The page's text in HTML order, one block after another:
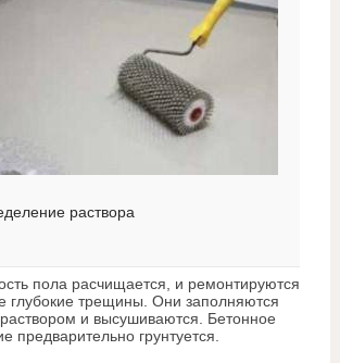
раствора
пола расчищается, и ремонтируются
глубокие трещины. Они заполняются
и высушиваются. Бетонное
предварительно грунтуется.